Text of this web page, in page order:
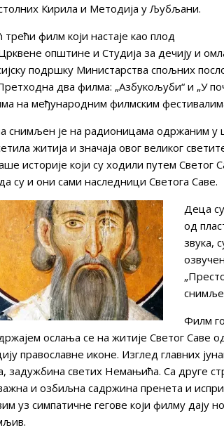
Кирила и Методија у Љубљани.
трећи филм који настаје као плод
општине и Студија за дечију и
подршку Министарства спољних
два филма: „Азбукољуби“ и „У
на међународним филмским
снимљен je на радионицама одржаним у
житија и значајa овог великог
историје који су ходили путем Светог
су и они сами наследници Светога Саве.
Деца
од
звука,
Филм
ослања се на житије Светог Саве
православне иконе. Изглед главних
задужбина светих Немањића. Са друге
и озбиљна садржина пренета и
уз симпатичне гегове који филму